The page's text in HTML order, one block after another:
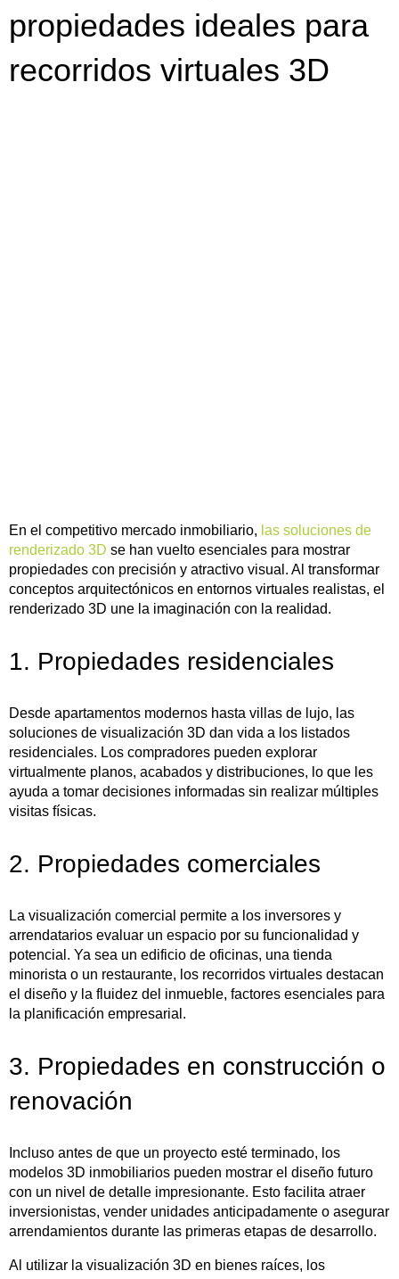
propiedades ideales para
recorridos virtuales 3D
En el competitivo mercado inmobiliario, las soluciones de
renderizado 3D se han vuelto esenciales para mostrar
propiedades con precisión y atractivo visual. Al transformar
conceptos arquitectónicos en entornos virtuales realistas, el
renderizado 3D une la imaginación con la realidad.
1. Propiedades residenciales
Desde apartamentos modernos hasta villas de lujo, las
soluciones de visualización 3D dan vida a los listados
residenciales. Los compradores pueden explorar
virtualmente planos, acabados y distribuciones, lo que les
ayuda a tomar decisiones informadas sin realizar múltiples
visitas físicas.
2. Propiedades comerciales
La visualización comercial permite a los inversores y
arrendatarios evaluar un espacio por su funcionalidad y
potencial. Ya sea un edificio de oficinas, una tienda
minorista o un restaurante, los recorridos virtuales destacan
el diseño y la fluidez del inmueble, factores esenciales para
la planificación empresarial.
3. Propiedades en construcción o
renovación
Incluso antes de que un proyecto esté terminado, los
modelos 3D inmobiliarios pueden mostrar el diseño futuro
con un nivel de detalle impresionante. Esto facilita atraer
inversionistas, vender unidades anticipadamente o asegurar
arrendamientos durante las primeras etapas de desarrollo.
Al utilizar la visualización 3D en bienes raíces, los